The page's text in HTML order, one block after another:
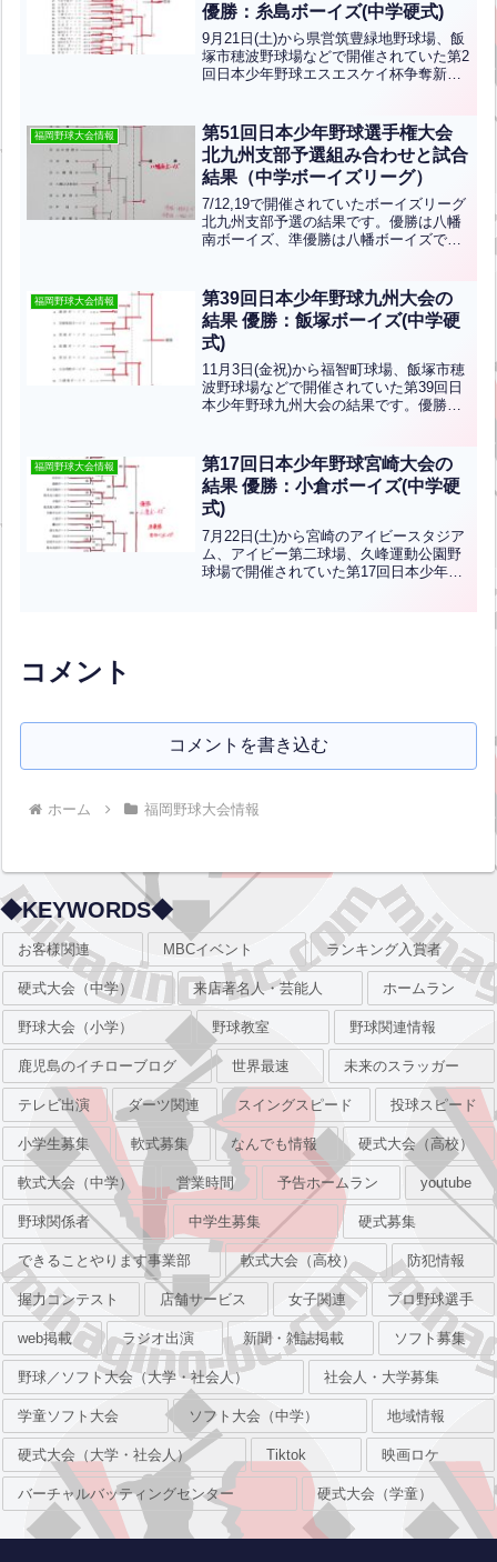
優勝：糸島ボーイズ(中学硬式)
9月21日(土)から県営筑豊緑地野球場、飯
塚市穂波野球場などで開催されていた第2
回日本少年野球エスエスケイ杯争奪新人
す！おめでとうございます！！北九州支
部から北九州中央...全文はクリック
福岡野球大会情報
第51回日本少年野球選手権大会
北九州支部予選組み合わせと試合
結果（中学ボーイズリーグ）
7/12,19で開催されていたボーイズリーグ
北九州支部予選の結果です。優勝は八幡
南ボーイズ、準優勝は八幡ボーイズです
れる第51回 日本少年野球選手権大会に出
場...全文はクリック
福岡野球大会情報
第39回日本少年野球九州大会の
結果 優勝：飯塚ボーイズ(中学硬
式)
11月3日(金祝)から福智町球場、飯塚市穂
波野球場などで開催されていた第39回日
本少年野球九州大会の結果です。優勝は
ボーイズです。おめでとうございます！
北九州支部から...全文はクリック
福岡野球大会情報
第17回日本少年野球宮崎大会の
結果 優勝：小倉ボーイズ(中学硬
式)
7月22日(土)から宮崎のアイビースタジア
ム、アイビー第二球場、久峰運動公園野
球場で開催されていた第17回日本少年野
コメント
コメントを書き込む
ホーム 福岡野球大会情報
◆KEYWORDS◆
お客様関連 MBCイベント ランキング入賞者
硬式大会（中学） 来店著名人・芸能人 ホームラン
野球大会（小学） 野球教室 野球関連情報
鹿児島のイチローブログ 世界最速 未来のスラッガー
テレビ出演 ダーツ関連 スイングスピード 投球スピード
小学生募集 軟式募集 なんでも情報 硬式大会（高校）
軟式大会（中学） 営業時間 予告ホームラン youtube
野球関係者 中学生募集 硬式募集
できることやります事業部 軟式大会（高校） 防犯情報
握力コンテスト 店舗サービス 女子関連 プロ野球選手
web掲載 ラジオ出演 新聞・雑誌掲載 ソフト募集
野球／ソフト大会（大学・社会人） 社会人・大学募集
学童ソフト大会 ソフト大会（中学） 地域情報
硬式大会（大学・社会人） Tiktok 映画ロケ
バーチャルバッティングセンター 硬式大会（学童）